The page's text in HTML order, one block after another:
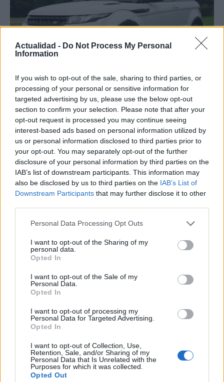
Actualidad - Do Not Process My Personal
Information
If you wish to opt-out of the sale, sharing to third parties, or
processing of your personal or sensitive information for
targeted advertising by us, please use the below opt-out
section to confirm your selection. Please note that after your
opt-out request is processed you may continue seeing
interest-based ads based on personal information utilized by
us or personal information disclosed to third parties prior to
your opt-out. You may separately opt-out of the further
disclosure of your personal information by third parties on the
IAB’s list of downstream participants. This information may
also be disclosed by us to third parties on the IAB’s List of
Downstream Participants that may further disclose it to other
Please note that this website/app uses one or more Google
not limited to your visit or usage behaviour. You may click to
grant or deny consent to Google and its third-party tags to
use your data for below specified purposes in below Google
consent section.
Personal Data Processing Opt Outs
I want to opt-out of the Sharing of my
personal data.
Opted In
I want to opt-out of the Sale of my
Personal Data.
Opted In
I want to opt-out of processing my
Personal Data for Targeted Advertising.
Opted In
I want to opt-out of Collection, Use,
Retention, Sale, and/or Sharing of my
Personal Data that Is Unrelated with the
Purposes for which it was collected.
Opted Out
Los coches más buscados
Con el objetivo de determinar cuáles son…
AUTOMOVIL
Compra tu coche de segunda mano en
Heycar
¿Estás pensando en renovar tu coche? Apostar por…
AUTOMOVIL